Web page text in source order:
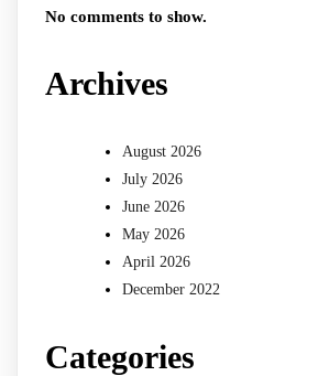
No comments to show.
Archives
August 2026
July 2026
June 2026
May 2026
April 2026
December 2022
Categories